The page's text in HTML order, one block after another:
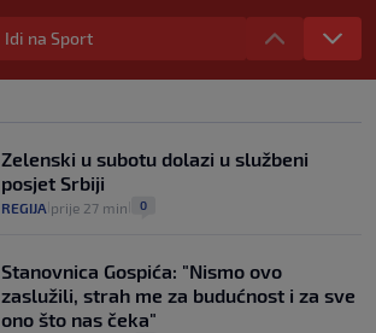
"Kći je otišla na more, a zaboravila
zdravstvenu iskaznicu". Kakva su prava
pacijenata izvan mjesta prebivališta?
1
Plenković na 15 dana ukine mjere: "Ne bi
se dogodilo ništa. Vlada se zaljubila u te
intervencije"
30. srp.
Idi na Sport
Zelenski u subotu dolazi u službeni
posjet Srbiji
REGIJA prije 27 min 0
Stanovnica Gospića: "Nismo ovo
zaslužili, strah me za budućnost i za sve
ono što nas čeka"